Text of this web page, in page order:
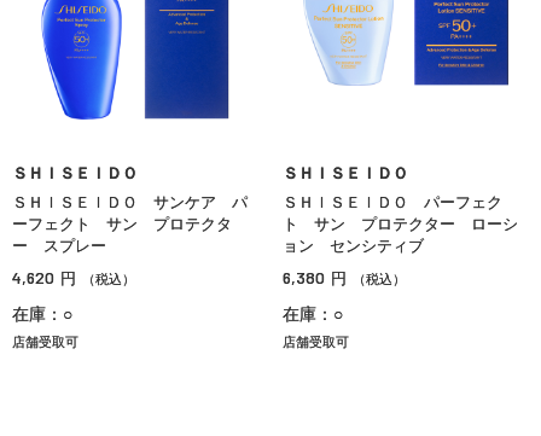
ＳＨＩＳＥＩＤＯ
ＳＨＩＳＥＩＤＯ サンケア パ
ーフェクト サン プロテクタ
ー スプレー
4,620 円 （税込）
在庫：○
店舗受取可
ＳＨＩＳＥＩＤＯ
ＳＨＩＳＥＩＤＯ パーフェク
ト サン プロテクター ローシ
ョン センシティブ
6,380 円 （税込）
在庫：○
店舗受取可